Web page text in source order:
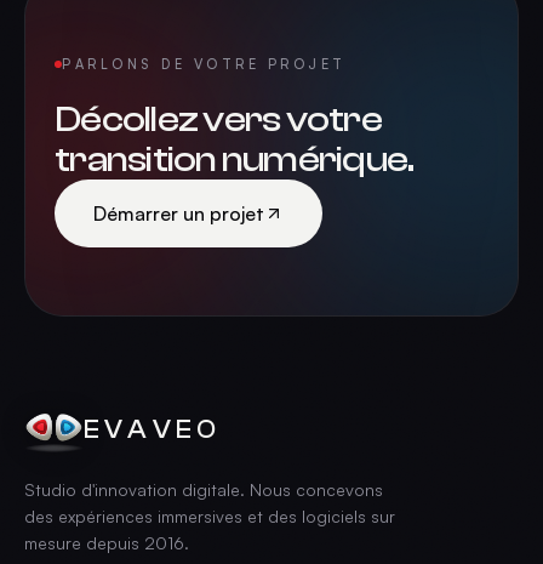
PARLONS DE VOTRE PROJET
Décollez vers votre
transition numérique.
Démarrer un projet
EVAVEO
Studio d'innovation digitale. Nous concevons
des expériences immersives et des logiciels sur
mesure depuis 2016.